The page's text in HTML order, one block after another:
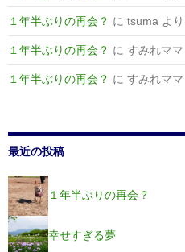
１年半ぶりの再会？ に tsuma より
１年半ぶりの再会？ に すみれママ
１年半ぶりの再会？ に すみれママ
最近の投稿
１年半ぶりの再会？
幸せすぎる夢